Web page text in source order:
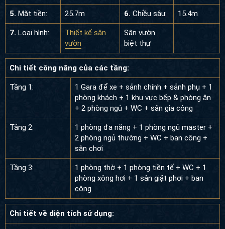
5. Mặt tiền: 25.7m 6. Chiều sâu: 15.4m
7. Loại hình:
Thiết kế sân
vườn
Sân vườn
biệt thự
Chi tiết công năng của các tầng:
Tầng 1:
1 Gara để xe + sảnh chính + sảnh phụ + 1
phòng khách + 1 khu vực bếp & phòng ăn
+ 2 phòng ngủ + WC + sân gia công
Tầng 2:
1 phòng đa năng + 1 phòng ngủ master + 2
phòng ngủ thường + WC + ban công + sân
chơi
Tầng 3:
1 phòng thờ + 1 phòng tiền tế + WC + 1
phòng xông hơi + 1 sân giặt phơi + ban
công
Chi tiết về diện tích sử dụng: